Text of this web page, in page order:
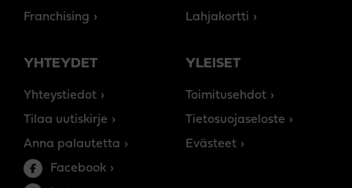
Franchising
Lahjakortti
YHTEYDET
Yhteystiedot
Tilaa uutiskirje
Anna palautetta
Facebook
YLEISET
Toimitusehdot
Tietosuojaseloste
Evästeet